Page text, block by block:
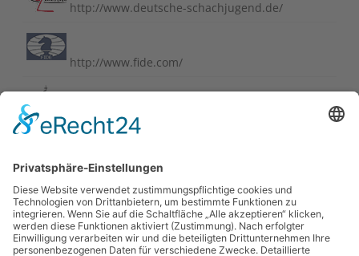
http://www.deutsche-schachjugend.de/
http://www.fide.com/
http://www.schachbund.de/
http://www.schachbundesliga.de/
https://perlenvombodensee.de/